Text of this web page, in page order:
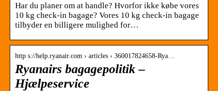
Har du planer om at handle? Hvorfor ikke købe vores
10 kg check-in bagage? Vores 10 kg check-in bagage
tilbyder en billigere mulighed for…
http s://help.ryanair.com › articles › 360017824658-Rya…
Ryanairs bagagepolitik –
Hjælpeservice